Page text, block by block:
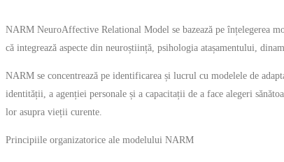
NARM NeuroAffective Relational Model se bazează pe înțelegerea
că integrează aspecte din neuroștiință, psihologia atașamentului,
NARM se concentrează pe identificarea și lucrul cu modelele de
identității, a agenției personale și a capacitații de a face alegeri
lor asupra vieții curente.
Principiile organizatorice ale modelului NARM